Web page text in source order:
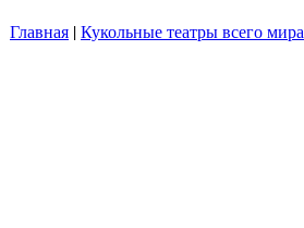
Главная |Кукольные театры всего мира